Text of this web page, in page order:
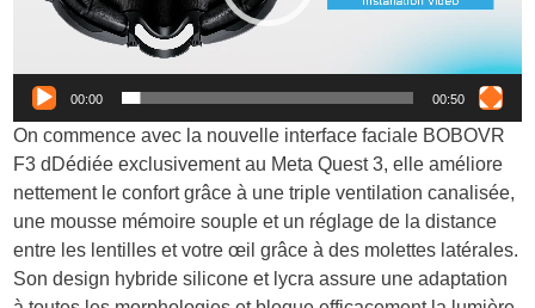
00:00 00:50
On commence avec la nouvelle interface faciale BOBOVR
F3 dDédiée exclusivement au Meta Quest 3, elle améliore
nettement le confort grâce à une triple ventilation canalisée,
une mousse mémoire souple et un réglage de la distance
entre les lentilles et votre œil grâce à des molettes latérales.
Son design hybride silicone et lycra assure une adaptation